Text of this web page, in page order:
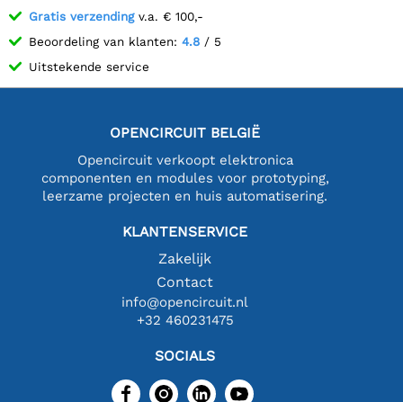
Gratis verzendingv.a. € 100,-
Beoordeling van klanten: 4.8 / 5
Uitstekende service
OPENCIRCUIT BELGIË
Opencircuit verkoopt elektronica
componenten en modules voor prototyping,
leerzame projecten en huis automatisering.
KLANTENSERVICE
Zakelijk
Contact
info@opencircuit.nl
+32 460231475
SOCIALS